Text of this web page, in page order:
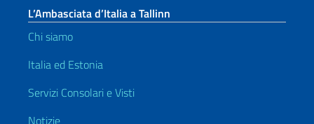
L’Ambasciata d’Italia a Tallinn
Chi siamo
Italia ed Estonia
Servizi Consolari e Visti
Notizie